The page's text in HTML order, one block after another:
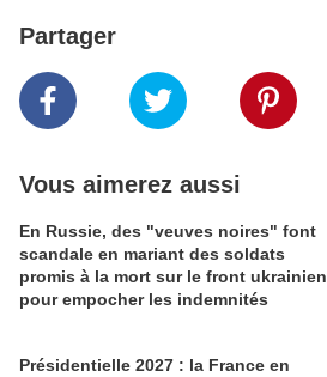
Partager
Vous aimerez aussi
En Russie, des "veuves noires" font
scandale en mariant des soldats
promis à la mort sur le front ukrainien
pour empocher les indemnités
Présidentielle 2027 : la France en